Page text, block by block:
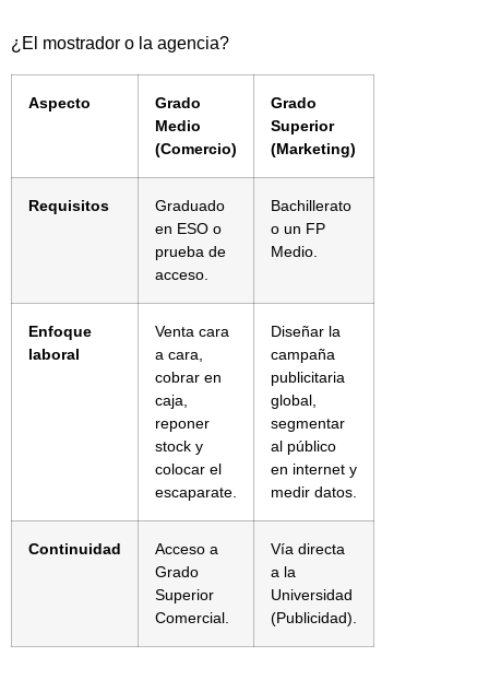
¿El mostrador o la agencia?
Aspecto
Grado
Medio
(Comercio)
Grado
Superior
(Marketing)
Requisitos
Graduado
en ESO o
prueba de
acceso.
Bachillerato
o un FP
Medio.
Enfoque
laboral
Venta cara
a cara,
cobrar en
caja,
reponer
stock y
colocar el
escaparate.
Diseñar la
campaña
publicitaria
global,
segmentar
al público
en internet y
medir datos.
Continuidad
Acceso a
Grado
Superior
Comercial.
Vía directa
a la
Universidad
(Publicidad).